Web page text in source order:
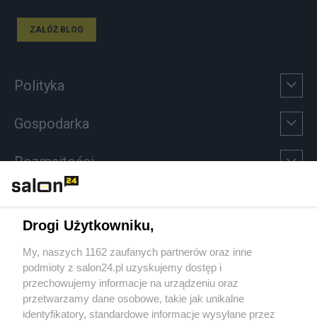
ZAŁÓŻ BLOG
Polityka
Gospodarka
Rozmaitości
Sport
Społeczeństwo
Kultura
Drogi Użytkowniku,
My, naszych 1162 zaufanych partnerów oraz inne
podmioty z salon24.pl uzyskujemy dostęp i
przechowujemy informacje na urządzeniu oraz
przetwarzamy dane osobowe, takie jak unikalne
identyfikatory, standardowe informacje wysyłane przez